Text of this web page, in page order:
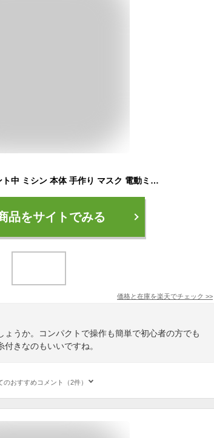
限定糸セットプレゼント中 ミシン 本体 手作り マスク 電動ミシン コンパクト電動ミシン 電子ミシン 初心者 コンピュータミシン 機能充実 簡単操作 コンパクト ラビングPRICE【送料無料】###ミシン505B-###
品をサイトでみる
価格と在庫を楽天でチェック >>
うか。コンパクトで操作も簡単で初心者の方でも
きなのもいいですね。
のおすすめコメント（2件）